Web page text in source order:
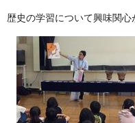
歴史の学習について興味関心